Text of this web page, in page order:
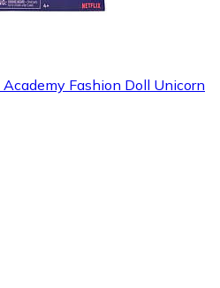
Fashion Doll Unicorn